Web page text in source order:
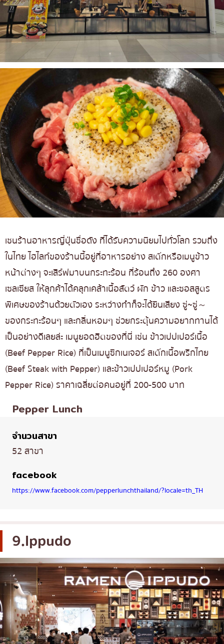
เชนร้านอาหารญี่ปุ่นชื่อดัง ที่ได้รับความนิยมไปทั่วโลก รวมถึง
ในไทย ไฮไลท์ของร้านนี้อยู่ที่อาหารอย่าง สเต๊กหรือเมนูข้าว
หน้าต่างๆ จะเสิร์ฟมาบนกระทะร้อน ที่ร้อนถึง 260 องศา
เซลเซียส ให้ลุกค้าได้คลุกเคล้าเนื้อสัตว์ ผัก ข้าว และซอสสูตร
พิเศษของร้านด้วยตัวเอง ระหว่างทำก็จะได้ยินเสียง ซู่~ซู่～
ของกระทะร้อนๆ และกลิ่นหอมๆ ช่วยกระตุ้นความอยากทานได้
เป็นอย่างดีเลยล่ะ เมนูยอดฮิตของที่นี่ เช่น ข้าวเปปเปอร์เนื้อ
(Beef Pepper Rice) ที่เป็นเมนูซิกเนเจอร์ สเต๊กเนื้อพริกไทย
(Beef Steak with Pepper) และข้าวเปปเปอร์หมู (Pork
Pepper Rice) ราคาเฉลี่ยต่อคนอยู่ที่ 200-500 บาท
Pepper Lunch
จำนวนสาขา
52 สาขา
facebook
https://www.facebook.com/pepperlunchthailand/?locale=th_TH
9.Ippudo